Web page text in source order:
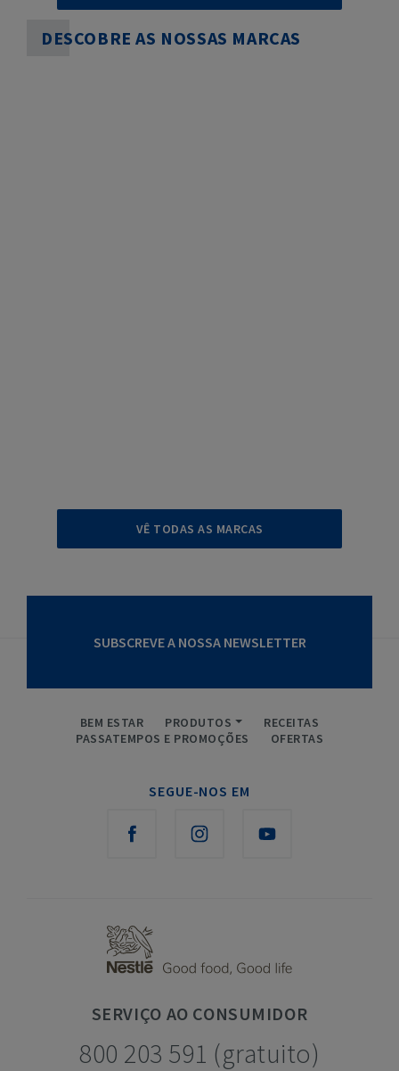
DESCOBRE AS NOSSAS MARCAS
VÊ TODAS AS MARCAS
SUBSCREVE A NOSSA NEWSLETTER
BEM ESTAR PRODUTOS
RECEITAS
PASSATEMPOS E PROMOÇÕES
OFERTAS
SEGUE-NOS EM
SERVIÇO AO CONSUMIDOR
800 203 591 (gratuito)